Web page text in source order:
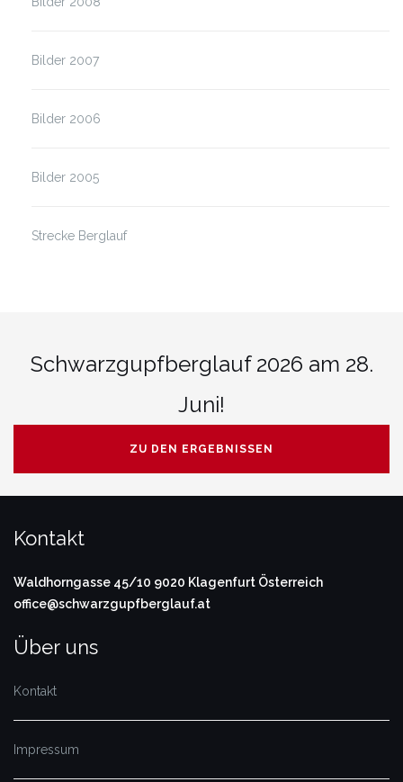
Bilder 2007
Bilder 2006
Bilder 2005
Strecke Berglauf
Schwarzgupfberglauf 2026 am 28.
Juni!
ZU DEN ERGEBNISSEN
Kontakt
Waldhorngasse 45/10 9020 Klagenfurt Österreich
office@schwarzgupfberglauf.at
Über uns
Kontakt
Impressum